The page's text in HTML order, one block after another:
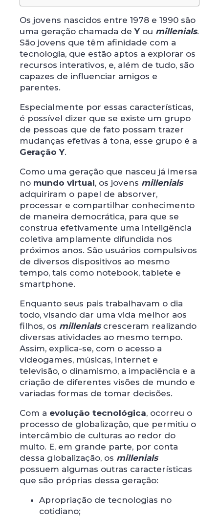
Os jovens nascidos entre 1978 e 1990 são
uma geração chamada deY ou millenials.
São jovens que têm afinidade com a
tecnologia, que estão aptos a explorar os
recursos interativos, e, além de tudo, são
capazes de influenciar amigos e
parentes.
Especialmente por essas características,
é possível dizer que se existe um grupo
de pessoas que de fato possam trazer
mudanças efetivas à tona, esse grupo é a
Geração Y.
Como uma geração que nasceu já imersa
no mundo virtual, os jovens millenials
adquiriram o papel de absorver,
processar e compartilhar conhecimento
de maneira democrática, para que se
construa efetivamente uma inteligência
coletiva amplamente difundida nos
próximos anos. São usuários compulsivos
de diversos dispositivos ao mesmo
tempo, tais como notebook, tablete e
smartphone.
Enquanto seus pais trabalhavam o dia
todo, visando dar uma vida melhor aos
filhos, os millenialscresceram realizando
diversas atividades ao mesmo tempo.
Assim, explica-se, com o acesso a
videogames, músicas, internet e
televisão, o dinamismo, a impaciência e a
criação de diferentes visões de mundo e
variadas formas de tomar decisões.
Com a evolução tecnológica, ocorreu o
processo de globalização, que permitiu o
intercâmbio de culturas ao redor do
muito. E, em grande parte, por conta
dessa globalização, os millenials
possuem algumas outras características
que são próprias dessa geração:
Apropriação de tecnologias no
cotidiano;